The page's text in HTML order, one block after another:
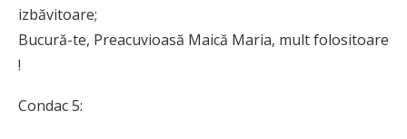
izbăvitoare;
Bucură-te, Preacuvioasă Maică Maria, mult folositoare
!
Condac 5: